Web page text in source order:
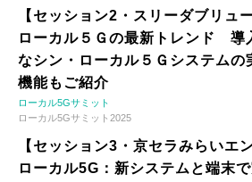
【セッション2・スリーダブリュ
ローカル５Ｇの最新トレンド 導
なシン・ローカル５Ｇシステム
機能もご紹介
ローカル5Gサミット
ローカル5Gサミット2025
【セッション3・京セラみらいエ
ローカル5G：新システムと端末